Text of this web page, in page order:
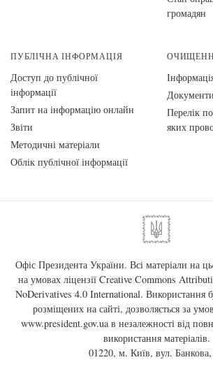
громадян
ПУБЛІЧНА ІНФОРМАЦІЯ
Доступ до публічної
інформації
Запит на інформацію онлайн
Звіти
Методичні матеріали
Облік публічної інформації
Документи
Перелік
яких
Офіс Президента України. Всі матеріали на
на умовах ліцензії Creative Commons
NoDerivatives 4.0 International. Використання
розміщених на сайті, дозволяється за
www.president.gov.uaв незалежності від
використання матеріалів.
01220, м. Київ, вул.